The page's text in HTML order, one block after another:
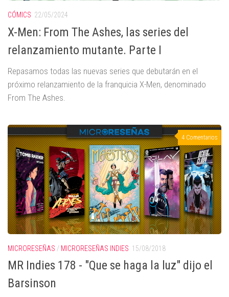
CÓMICS 22/05/2024
X-Men: From The Ashes, las series del
relanzamiento mutante. Parte I
Repasamos todas las nuevas series que debutarán en el
próximo relanzamiento de la franquicia X-Men, denominado
From The Ashes.
4 Comentarios
MICRORESEÑAS / MICRORESEÑAS INDIES 15/08/2018
MR Indies 178 - "Que se haga la luz" dijo el
Barsinson